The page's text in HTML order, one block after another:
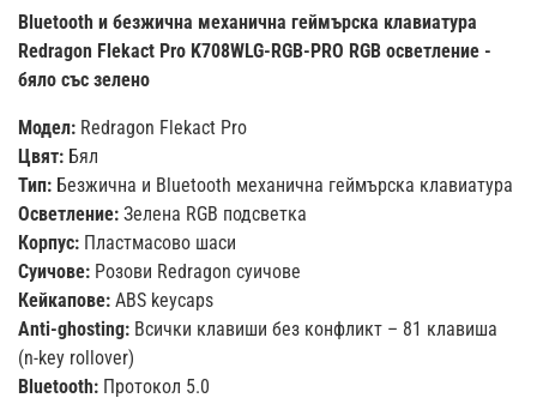
Bluetooth и безжична механична геймърска клавиатура
Redragon Flekact Pro K708WLG-RGB-PRO RGB осветление -
бяло със зелено
Модел: Redragon Flekact Pro
Цвят: Бял
Тип: Безжична и Bluetooth механична геймърска клавиатура
Осветление: Зелена RGB подсветка
Корпус: Пластмасово шаси
Суичове: Розови Redragon суичове
Кейкапове: ABS keycaps
Anti-ghosting: Всички клавиши без конфликт – 81 клавиша
(n-key rollover)
Bluetooth: Протокол 5.0